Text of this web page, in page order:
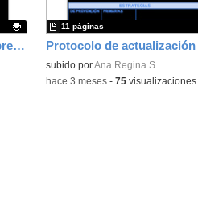
Documento orientativo sobre las adaptaciones curriculares metodológicas
Contenido educativo.
subido porAna Regina S.
11 páginas
-hace 3 meses- 75visualizaciones